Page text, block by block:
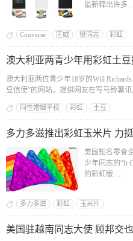
最新释出许多
Converse 匡威 挺同志 彩虹
澳大利亚两青少年用彩虹土
澳大利亚两位青少年18岁的Will
豆信使”的网站，提供网友在写马铃薯讯
同性婚姻平权 彩虹 土豆
多力多滋推出彩虹玉米片 力
美国知名零食
少年同志的“It
的彩虹版......
多力多滋 彩虹 玉米片
美国驻越南同志大使 顾邦交